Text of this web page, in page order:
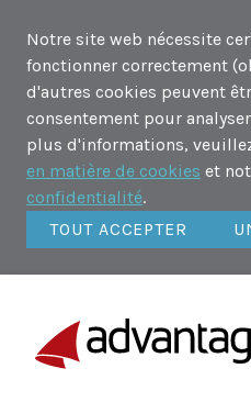
Notre site web nécessite
fonctionner correctement
d'autres cookies peuvent
consentement pour
plus d'informations,
en matière de cookies et
confidentialité.
TOUT ACCEPTER